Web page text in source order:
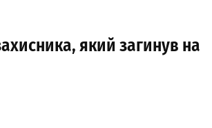
який загинув на